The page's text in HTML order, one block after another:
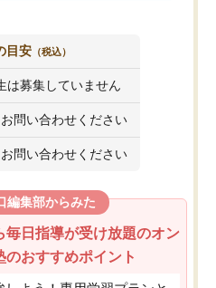
目安 （税込）
は募集していません
問い合わせください
問い合わせください
編集部からみた
日指導が受け放題のオン
のおすすめポイント